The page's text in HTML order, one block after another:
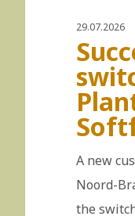
29.07.2026
A new
Noord-
the